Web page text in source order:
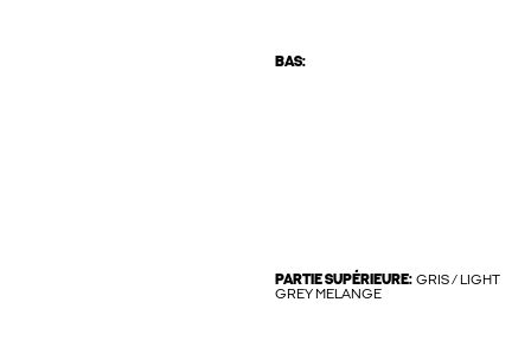
BAS:
PARTIE SUPÉRIEURE: GRIS / LIGHT
GREY MELANGE